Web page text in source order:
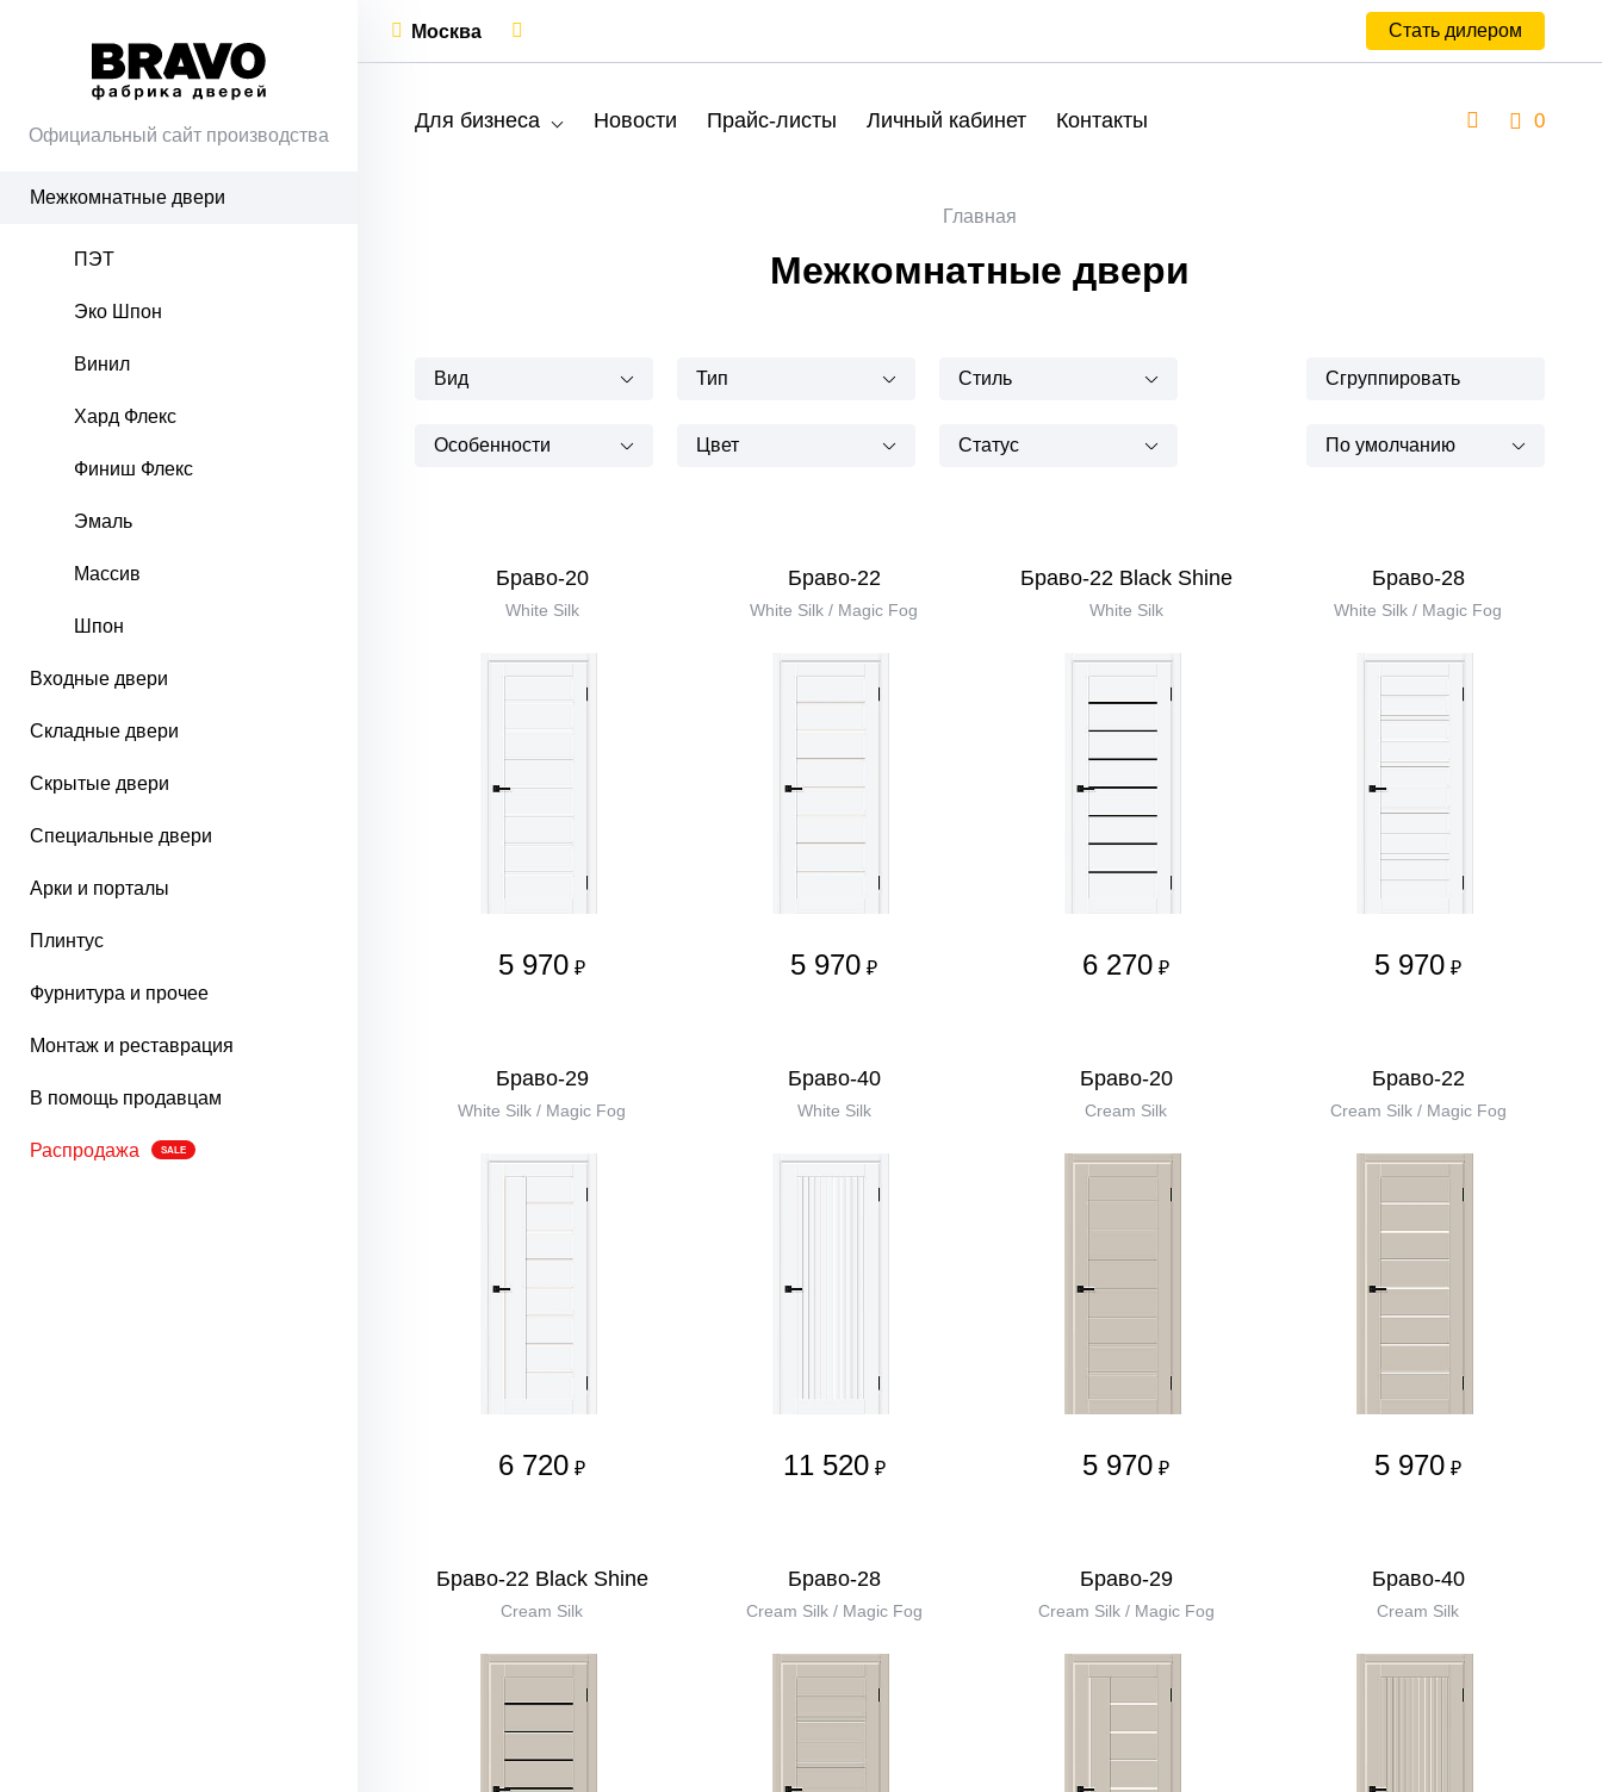
Официальный сайт производства
Межкомнатные двери
ПЭТ
Эко Шпон
Винил
Хард Флекс
Финиш Флекс
Эмаль
Массив
Шпон
Входные двери
Складные двери
Скрытые двери
Специальные двери
Арки и порталы
Плинтус
Фурнитура и прочее
Монтаж и реставрация
В помощь продавцам
Распродажа SALE
Москва Стать дилером
Для бизнеса Новости Прайс-листы Личный кабинет Контакты 0
Главная
Межкомнатные двери
Вид Тип Стиль
Особенности Цвет Статус
Сгруппировать
По умолчанию
Браво-20
White Silk
5 970 ₽
Браво-22
White Silk / Magic Fog
5 970 ₽
Браво-22 Black Shine
White Silk
6 270 ₽
Браво-28
White Silk / Magic Fog
5 970 ₽
Браво-29
White Silk / Magic Fog
6 720 ₽
Браво-40
White Silk
11 520 ₽
Браво-20
Cream Silk
5 970 ₽
Браво-22
Cream Silk / Magic Fog
5 970 ₽
Браво-22 Black Shine
Cream Silk
Браво-28
Cream Silk / Magic Fog
Браво-29
Cream Silk / Magic Fog
Браво-40
Cream Silk